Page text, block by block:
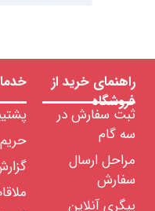
راهنمای خرید از
فروشگاه
ثبت سفارش در
سه گام
مراحل ارسال
سفارش
پیگری آنلاین